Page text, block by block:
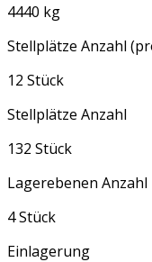
4440 kg
Stellplätze Anzahl
12 Stück
Stellplätze Anzahl
132 Stück
Lagerebenen Anzahl
4 Stück
Einlagerung